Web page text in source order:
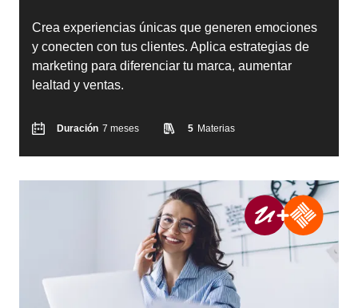
Crea experiencias únicas que generen emociones
y conecten con tus clientes. Aplica estrategias de
marketing para diferenciar tu marca, aumentar
lealtad y ventas.
Duración 7 meses 5 Materias